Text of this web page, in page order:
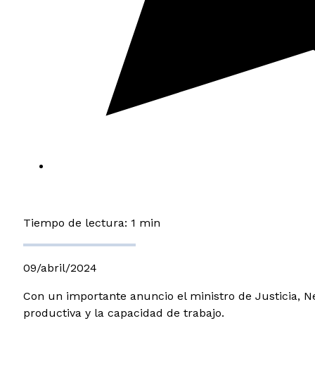
Tiempo de lectura: 1 min
09/abril/2024
Con un importante anuncio el ministro de Justicia,
productiva y la capacidad de trabajo.